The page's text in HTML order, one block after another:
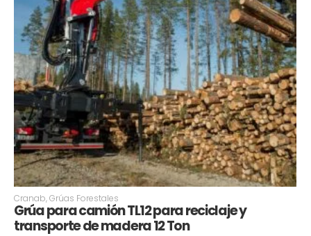
Cranab,Grúas Forestales
Grúa para camión TL12 para reciclaje y
transporte de madera 12 Ton